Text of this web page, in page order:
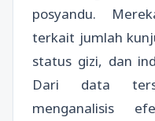
posyandu.
terkait jumlah
status gizi, dan
Dari data
menganalisis